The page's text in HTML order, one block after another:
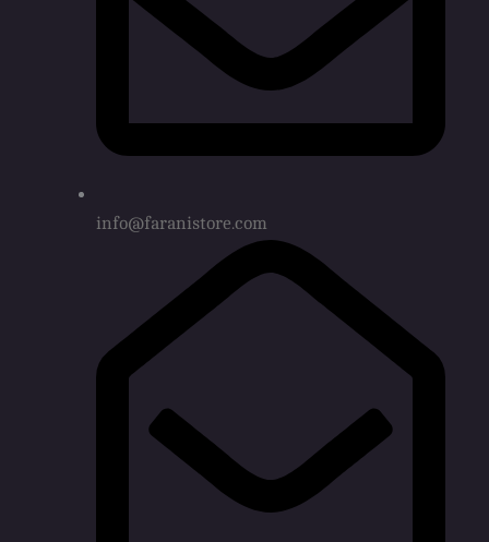
info@faranistore.com